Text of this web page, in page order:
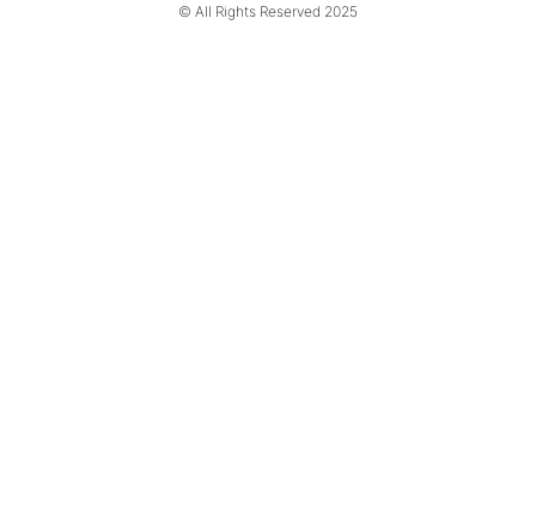
© All Rights Reserved 2025